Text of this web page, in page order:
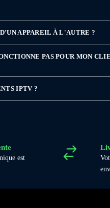
APPAREIL À L'AUTRE ?
PAS POUR MON
IPTV ?
est